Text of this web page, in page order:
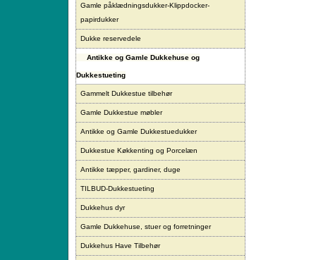
Gamle påklædningsdukker-Klippdocker-
papirdukker
Dukke reservedele
Antikke og Gamle Dukkehuse og
Dukkestueting
Gammelt Dukkestue tilbehør
Gamle Dukkestue møbler
Antikke og Gamle Dukkestuedukker
Dukkestue Køkkenting og Porcelæn
Antikke tæpper, gardiner, duge
TILBUD-Dukkestueting
Dukkehus dyr
Gamle Dukkehuse, stuer og forretninger
Dukkehus Have Tilbehør